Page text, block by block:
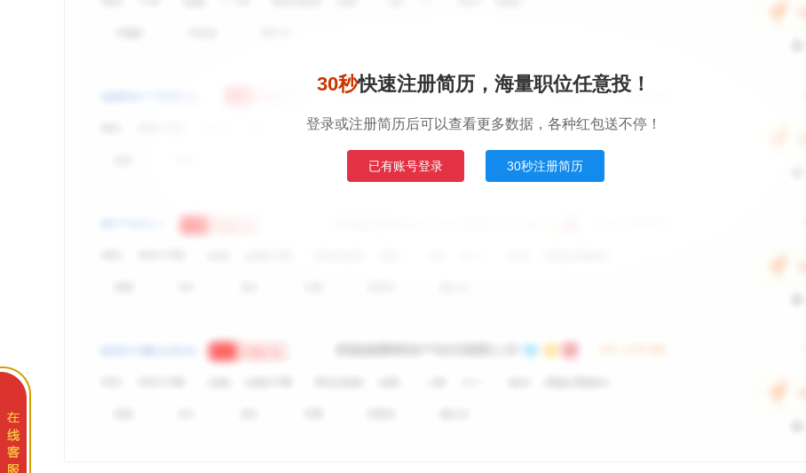
30秒快速注册简历，海量职位任意投！
登录或注册简历后可以查看更多数据，各种红包送不停！
已有账号登录 30秒注册简历